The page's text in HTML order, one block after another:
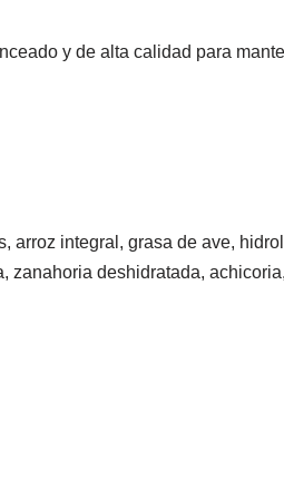
y de alta calidad para
arroz integral, grasa de ave,
deshidratada,